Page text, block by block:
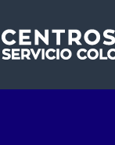
contenido